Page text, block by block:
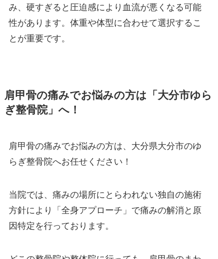
み、硬すぎると圧迫感により血流が悪くなる可能
性があります。体重や体型に合わせて選択するこ
とが重要です。
肩甲骨の痛みでお悩みの方は「大分市ゆら
ぎ整骨院」へ！
肩甲骨の痛みでお悩みの方は、大分県大分市のゆ
らぎ整骨院へお任せください！
当院では、痛みの場所にとらわれない独自の施術
方針により「全身アプローチ」で痛みの解消と原
因特定を行っております。